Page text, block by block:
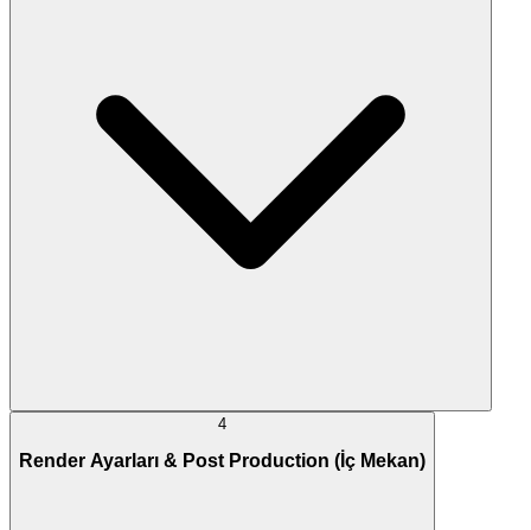
4
Render Ayarları & Post Production (İç Mekan)